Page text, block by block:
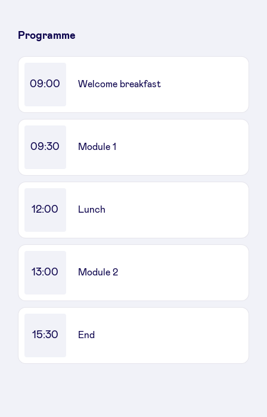
NXT Brussels - Groupe d'investissement
Pooling Services
BeAngels x PMV
My Portofolio
Accès Dealflow investisseur
Programme
09:00 Welcome breakfast
09:30 Module 1
12:00 Lunch
13:00 Module 2
15:30 End